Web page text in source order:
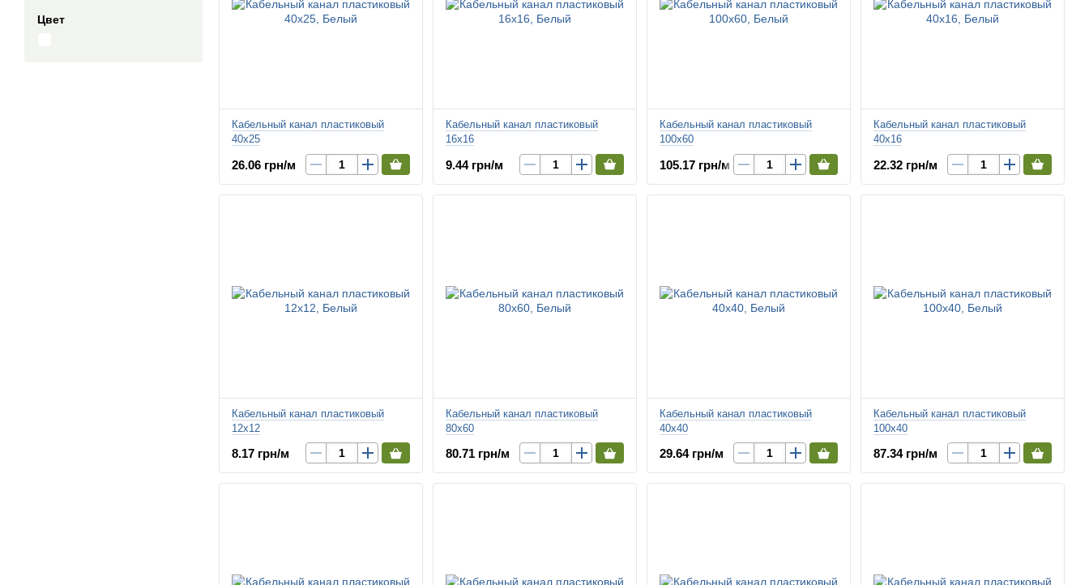
Кабельный канал пластиковый
40х25
26.06 грн/м
Кабельный канал пластиковый
16х16
9.44 грн/м
Кабельный канал пластиковый
100х60
105.17 грн/м
Кабельный канал пластиковый
40х16
22.32 грн/м
Кабельный канал пластиковый
12х12
8.17 грн/м
Кабельный канал пластиковый
80х60
80.71 грн/м
Кабельный канал пластиковый
40х40
29.64 грн/м
Кабельный канал пластиковый
100х40
87.34 грн/м
Цвет